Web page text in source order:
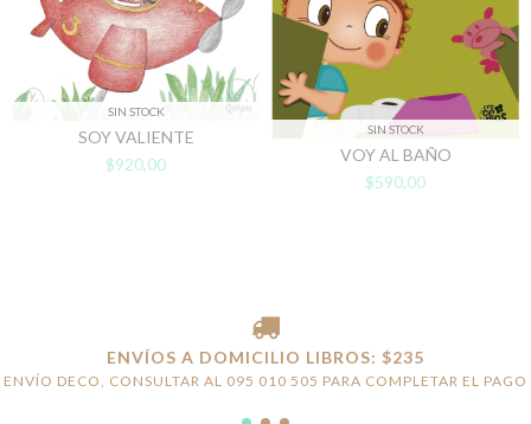
SIN STOCK
SOY VALIENTE
$920,00
SIN STOCK
VOY AL BAÑO
$590,00
ENVÍOS A DOMICILIO LIBROS: $235
ENVÍO DECO, CONSULTAR AL 095 010 505 PARA COMPLETAR EL PAGO